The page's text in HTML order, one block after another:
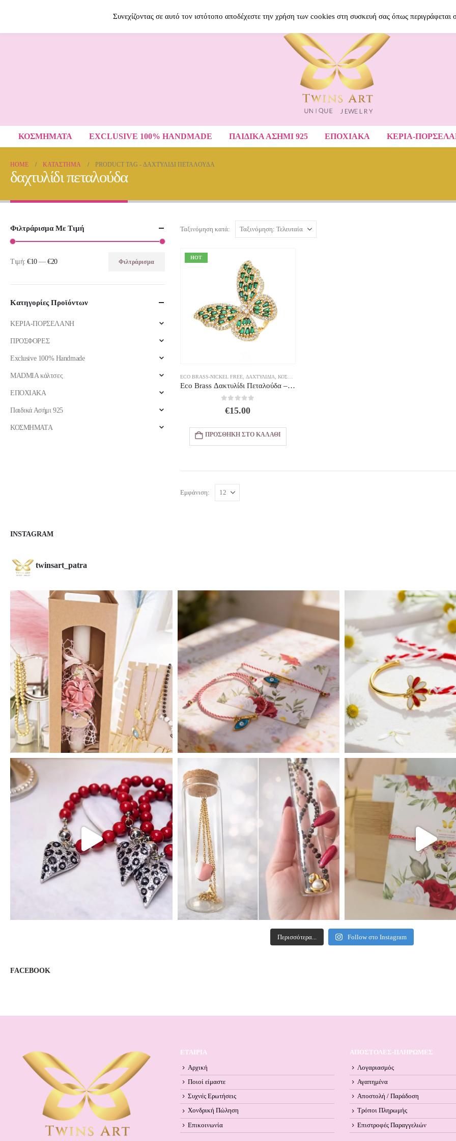
ΚΟΣΜΗΜΑΤΑ EXCLUSIVE 100% HANDMADE ΠΑΙΔΙΚΆ ΑΣΉΜΙ 925 ΕΠΟΧΙΑΚΑ ΚΕΡΙΑ-
HOME ΚΑΤΆΣΤΗΜΑ PRODUCT TAG - ΔΑΧΤΥΛΊΔΙ ΠΕΤΑΛΟΎΔΑ
δαχτυλίδι πεταλούδα
Ταξινόμηση κατά:
HOT
ECO BRASS-NICKEL FREE, ΔΑΧΤΥΛΊΔΙΑ ΚΟΣΜΗΜΑΤΑ
Eco Brass Δακτυλίδι Πεταλούδα – Butterfly Glow open cuff 18K Gold PLated
€15.00
ΠΡΟΣΘΉΚΗ ΣΤΟ ΚΑΛΆΘΙ
Εμφάνιση:
Φιλτράρισμα Με Τιμή
Ελάχιστη
Μέγιστη
Φιλτράρισμα
Τιμή:€10—€20
Κατηγορίες Προϊόντων
ΚΕΡΙΑ-ΠΟΡΣΕΛΑΝΗ
ΠΡΟΣΦΟΡΕΣ
Exclusive 100% Handmade
MADMIA κάλτσες
ΕΠΟΧΙΑΚΑ
Παιδικά Ασήμι 925
ΚΟΣΜΗΜΑΤΑ
INSTAGRAM
twinsart_patra
Περισσότερα... Follow στο Instagram
FACEBOOK
ΕΤΑΙΡΙΑ
Αρχική
Ποιοί είμαστε
Συχνές Ερωτήσεις
Χονδρική Πώληση
Επικοινωνία
ΑΠΟΣΤΟΛΕΣ-ΠΛΗΡΩΜΕΣ
Λογαριασμός
Αγαπημένα
Αποστολή / Παράδοση
Τρόποι Πληρωμής
Επιστροφές Παραγγελιών
Συνεχίζοντας σε αυτό τον ιστότοπο αποδέχεστε την χρήση των cookies στη συσκευή σας όπως περιγράφεται